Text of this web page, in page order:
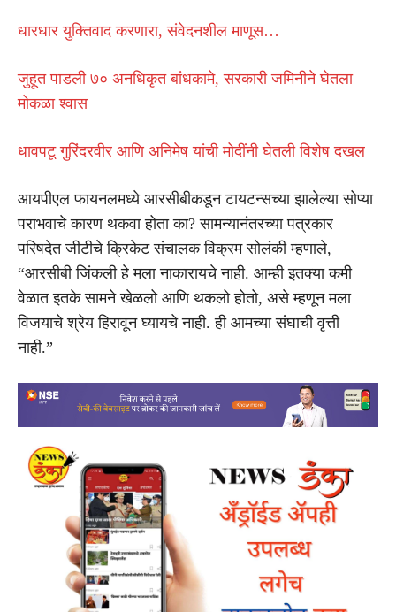
धारधार युक्तिवाद करणारा, संवेदनशील माणूस…
जुहूत पाडली ७० अनधिकृत बांधकामे, सरकारी जमिनीने घेतला
मोकळा श्वास
धावपटू गुरिंदरवीर आणि अनिमेष यांची मोदींनी घेतली विशेष दखल
आयपीएल फायनलमध्ये आरसीबीकडून टायटन्सच्या झालेल्या सोप्या
पराभवाचे कारण थकवा होता का? सामन्यानंतरच्या पत्रकार
परिषदेत जीटीचे क्रिकेट संचालक विक्रम सोलंकी म्हणाले,
“आरसीबी जिंकली हे मला नाकारायचे नाही. आम्ही इतक्या कमी
वेळात इतके सामने खेळलो आणि थकलो होतो, असे म्हणून मला
विजयाचे श्रेय हिरावून घ्यायचे नाही. ही आमच्या संघाची वृत्ती
नाही.”